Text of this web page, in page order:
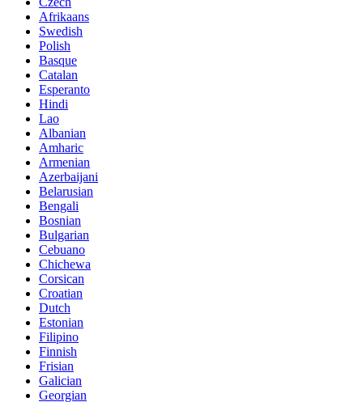
Afrikaans
Swedish
Polish
Basque
Catalan
Esperanto
Hindi
Lao
Albanian
Amharic
Armenian
Azerbaijani
Belarusian
Bengali
Bosnian
Bulgarian
Cebuano
Chichewa
Corsican
Croatian
Dutch
Estonian
Filipino
Finnish
Frisian
Galician
Georgian